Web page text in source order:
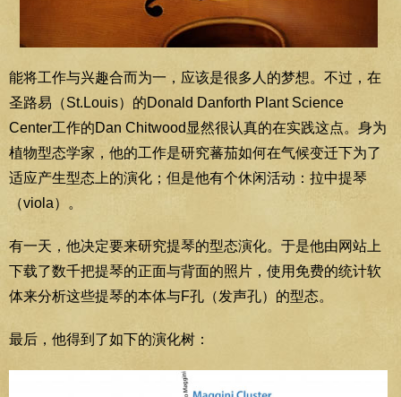
能将工作与​​兴趣合而为一，应该是很多人的梦想。不过，在
圣路易（St.Louis）的Donald Danforth Plant Science
Center工作的Dan Chitwood显然很认真的在实践这点。身为
植物型态学家，他的工作是研究蕃茄如何在气候变迁下为了
适应产生型态上的演化；但是他有个休闲活动：拉中提琴
（v​​iola）。
有一天，他决定要来研究提琴的型态演化。于是他由网站上
下载了数千把提琴的正面与背面的照片，使用免费的统计软
体来分析这些提琴的本体与F孔（发声孔）的型态。
最后，他得到了如下的演化树：